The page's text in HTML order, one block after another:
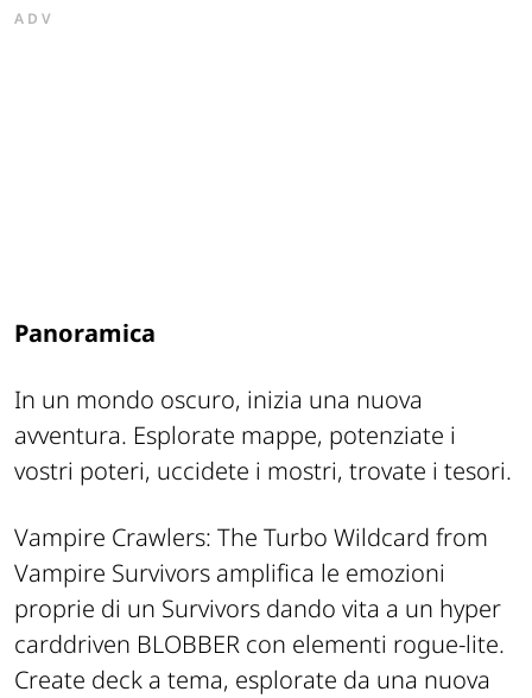
ADV
Panoramica
In un mondo oscuro, inizia una nuova
avventura. Esplorate mappe, potenziate i
vostri poteri, uccidete i mostri, trovate i tesori.
Vampire Crawlers: The Turbo Wildcard from
Vampire Survivors amplifica le emozioni
proprie di un Survivors dando vita a un hyper
carddriven BLOBBER con elementi rogue-lite.
Create deck a tema, esplorate da una nuova